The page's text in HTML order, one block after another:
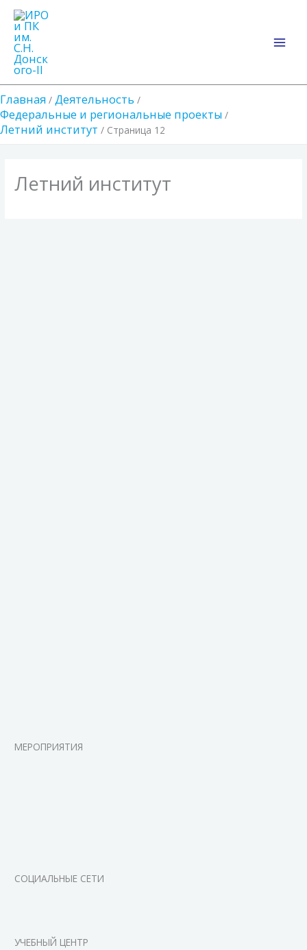
Перейти
содержимому
Главная Деятельность
Федеральные и региональные проекты
Летний институт
Страница 12
Летний институт
МЕРОПРИЯТИЯ
СОЦИАЛЬНЫЕ СЕТИ
УЧЕБНЫЙ ЦЕНТР